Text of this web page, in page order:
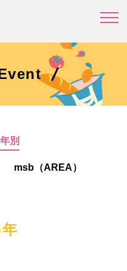
年別
msb（AREA）